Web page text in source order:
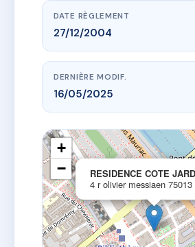
DATE RÈGLEMENT
27/12/2004
DERNIÈRE MODIF.
16/05/2025
RESIDENCE COTE
4 r olivier messiaen 75013
+
−